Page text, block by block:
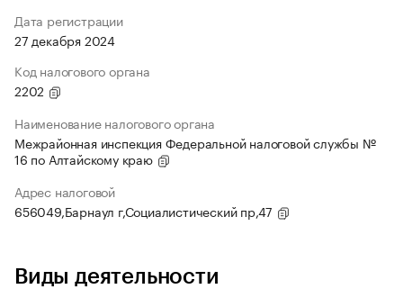
Дата регистрации
27 декабря 2024
Код налогового органа
2202
Наименование налогового органа
Межрайонная инспекция Федеральной налоговой службы №
16 по Алтайскому краю
Адрес налоговой
656049,Барнаул г,Социалистический пр,47
Виды деятельности